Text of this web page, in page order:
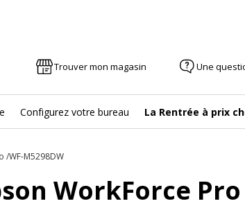
Rechercher Trouver mon magasin Une
Configurez votre bureau La Rentrée à prix
WF-M5298DW
WorkForce Pro